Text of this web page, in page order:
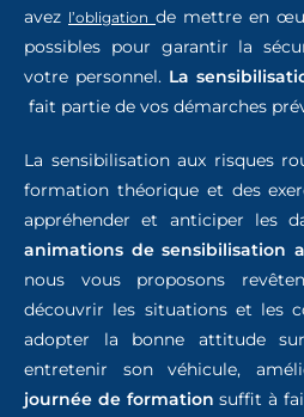
avez l’obligation de mettre en
possibles pour garantir la
votre personnel. La
fait partie de vos démarches
La sensibilisation aux risques
formation théorique et des
appréhender et anticiper les
animations de sensibilisation
nous vous proposons
découvrir les situations et les
adopter la bonne attitude
entretenir son véhicule,
journée de formation suffit à